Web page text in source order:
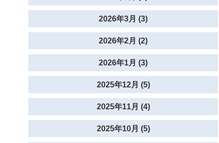
2026年3月 (3)
2026年2月 (2)
2026年1月 (3)
2025年12月 (5)
2025年11月 (4)
2025年10月 (5)